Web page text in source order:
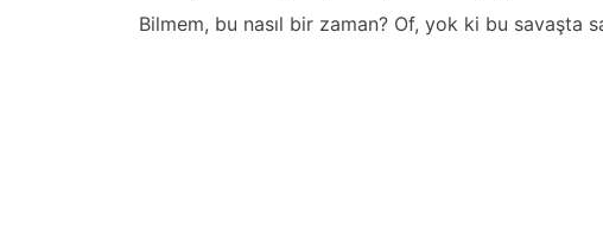
Bilmem, bu nаsıl bir zаmаn? Of, yok ki bu sаvаştа